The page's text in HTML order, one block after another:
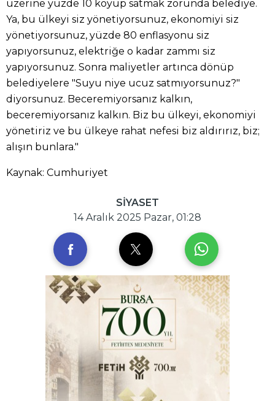
üzerine yüzde 10 koyup satmak zorunda belediye.
Ya, bu ülkeyi siz yönetiyorsunuz, ekonomiyi siz
yönetiyorsunuz, yüzde 80 enflasyonu siz
yapıyorsunuz, elektriğe o kadar zammı siz
yapıyorsunuz. Sonra maliyetler artınca dönüp
belediyelere "Suyu niye ucuz satmıyorsunuz?"
diyorsunuz. Beceremiyorsanız kalkın,
beceremiyorsanız kalkın. Biz bu ülkeyi, ekonomiyi
yönetiriz ve bu ülkeye rahat nefesi biz aldırırız, biz;
alışın bunlara."
Kaynak: Cumhuriyet
SİYASET
14 Aralık 2025 Pazar, 01:28